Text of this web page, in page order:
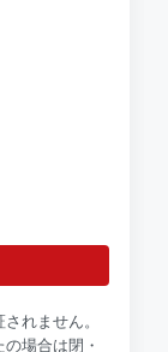
れません。
場合は閉・